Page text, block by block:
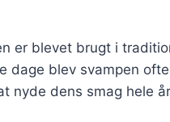
er blevet brugt i
dage blev svampen ofte
nyde dens smag hele